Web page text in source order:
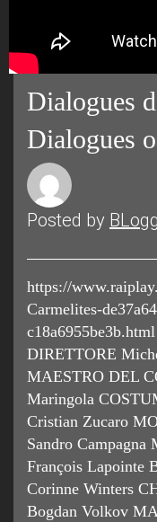
Dialogues
Dialogues
Posted by
https://
Carmelites-
DIRETTORE
MAESTRO DEL
Maringola
Cristian Zucaro
Sandro
François Lapointe
Corinne Winters
Bogdan Volkov